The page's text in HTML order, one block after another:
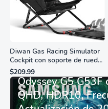
Diwan Gas Racing Simulator
Cockpit con soporte de rueda
de carreras plegable y
asiento - Logitech
G29/920/923/27/25,
Thrustmaster
T248/X/T300RS/T150/458/TX
$209.99
Monitor Gamer
Odyssey G5 G53F
QHD, HDR10,